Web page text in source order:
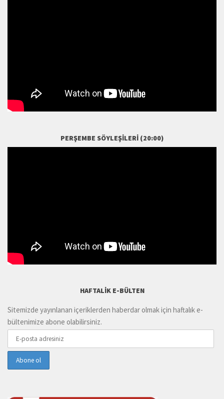
PERŞEMBE SÖYLEŞILERI (20:00)
HAFTALIK E-BÜLTEN
Sitemizde yayınlanan içeriklerden haberdar olmak için haftalık e-
bültenimize abone olabilirsiniz.